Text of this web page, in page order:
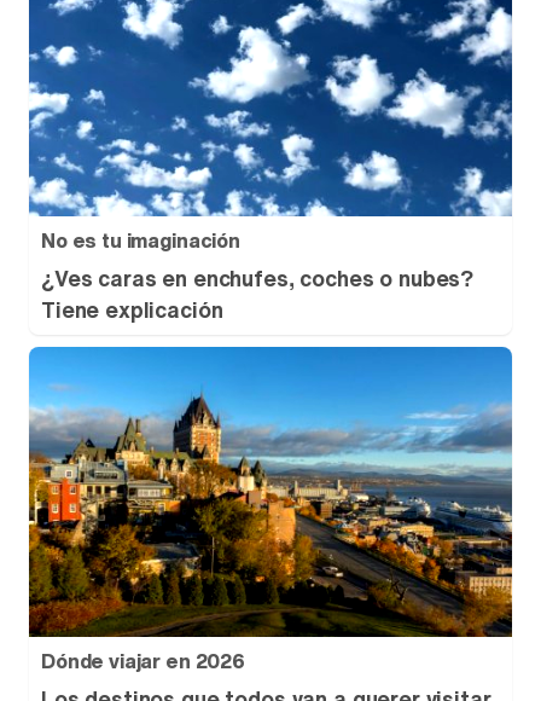
No es tu imaginación
¿Ves caras en enchufes, coches o nubes?
Tiene explicación
Dónde viajar en 2026